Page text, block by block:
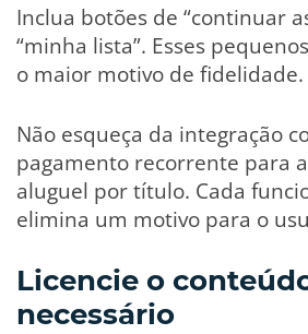
Inclua botões de “continuar
“minha lista”. Esses
o maior motivo de fidelidade.
Não esqueça da integração
pagamento recorrente para
aluguel por título. Cada
elimina um motivo para o
Licencie o
necessário